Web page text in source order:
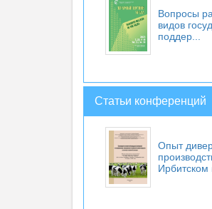
Вопросы
видов
поддер...
Статьи конференций
Опыт
Ирбитском